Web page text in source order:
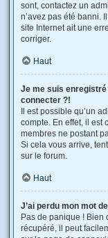
sont, contactez un
n’avez pas été banni.
site Internet ait une
corriger.
Haut
Je me suis
connecter ?!
Il est possible qu’un
compte. En effet, il est
membres ne postant
Si cela vous arrive,
sur le forum.
Haut
J’ai perdu mon mot
Pas de panique ! Bien
récupéré, il peut